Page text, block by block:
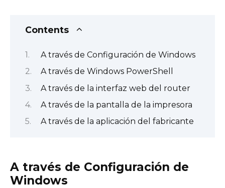
Contents
A través de Configuración de Windows
A través de Windows PowerShell
A través de la interfaz web del router
A través de la pantalla de la impresora
A través de la aplicación del fabricante
A través de Configuración de
Windows